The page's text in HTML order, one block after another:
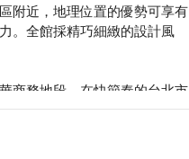
附近，地理位置的優勢可享有
。全館採精巧細緻的設計風
商務地段，在快節奏的台北市
計為視覺帶來整齊和諧，也讓
。
旅館台北松江館休息方案立刻